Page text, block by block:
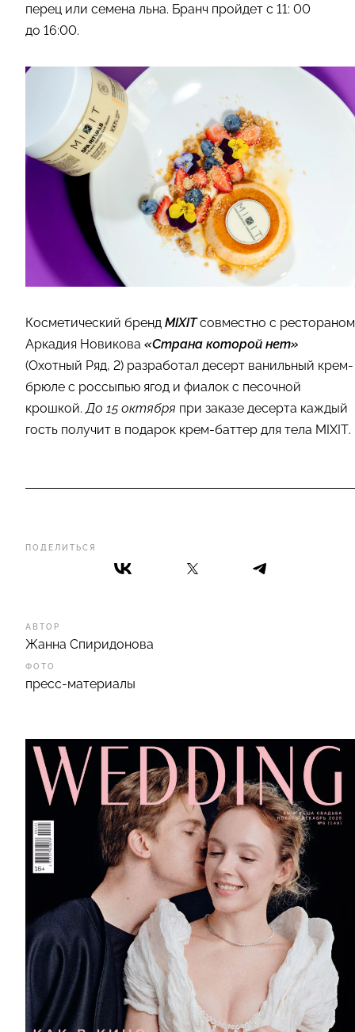
ПОДЕЛИТЬСЯ
АВТОР
Жанна Спиридонова
ФОТО
пресс-материалы
перец или семена льна. Бранч пройдет с 11: 00
до 16:00.
Косметический бренд MIXIT совместно c рестораном
Аркадия Новикова «Страна которой нет»
(Охотный Ряд, 2) разработал десерт ванильный крем-
брюле с россыпью ягод и фиалок с песочной
крошкой. До 15 октября при заказе десерта каждый
гость получит в подарок крем-баттер для тела MIXIT.